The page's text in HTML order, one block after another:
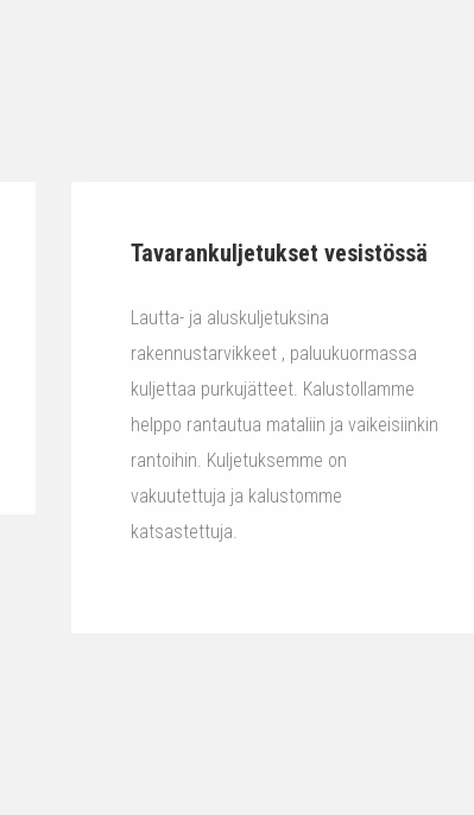
Tavarankuljetukset vesistössä
Lautta- ja aluskuljetuksina
rakennustarvikkeet , paluukuormassa
kuljettaa purkujätteet. Kalustollamme
helppo rantautua mataliin ja vaikeisiinkin
rantoihin. Kuljetuksemme on
vakuutettuja ja kalustomme
katsastettuja.